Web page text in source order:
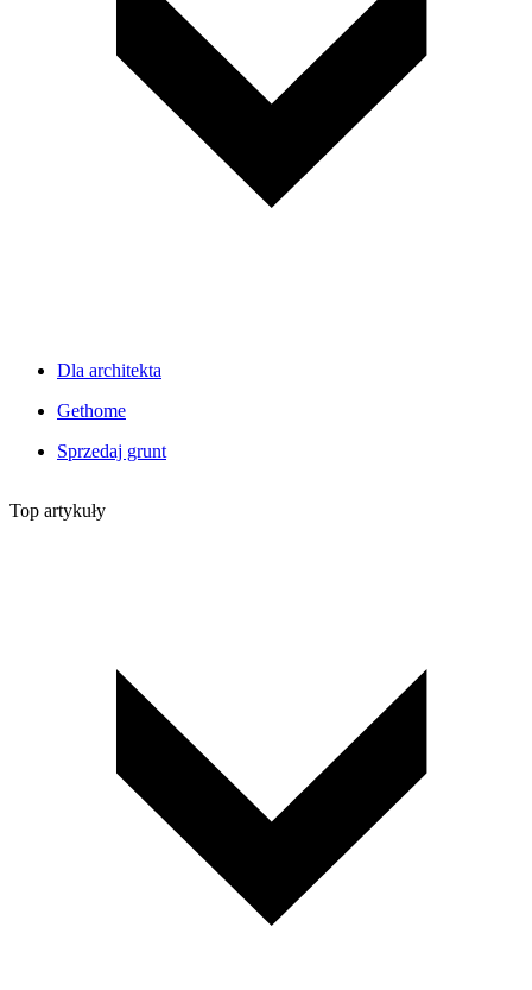
Dla architekta
Gethome
Sprzedaj grunt
Top artykuły